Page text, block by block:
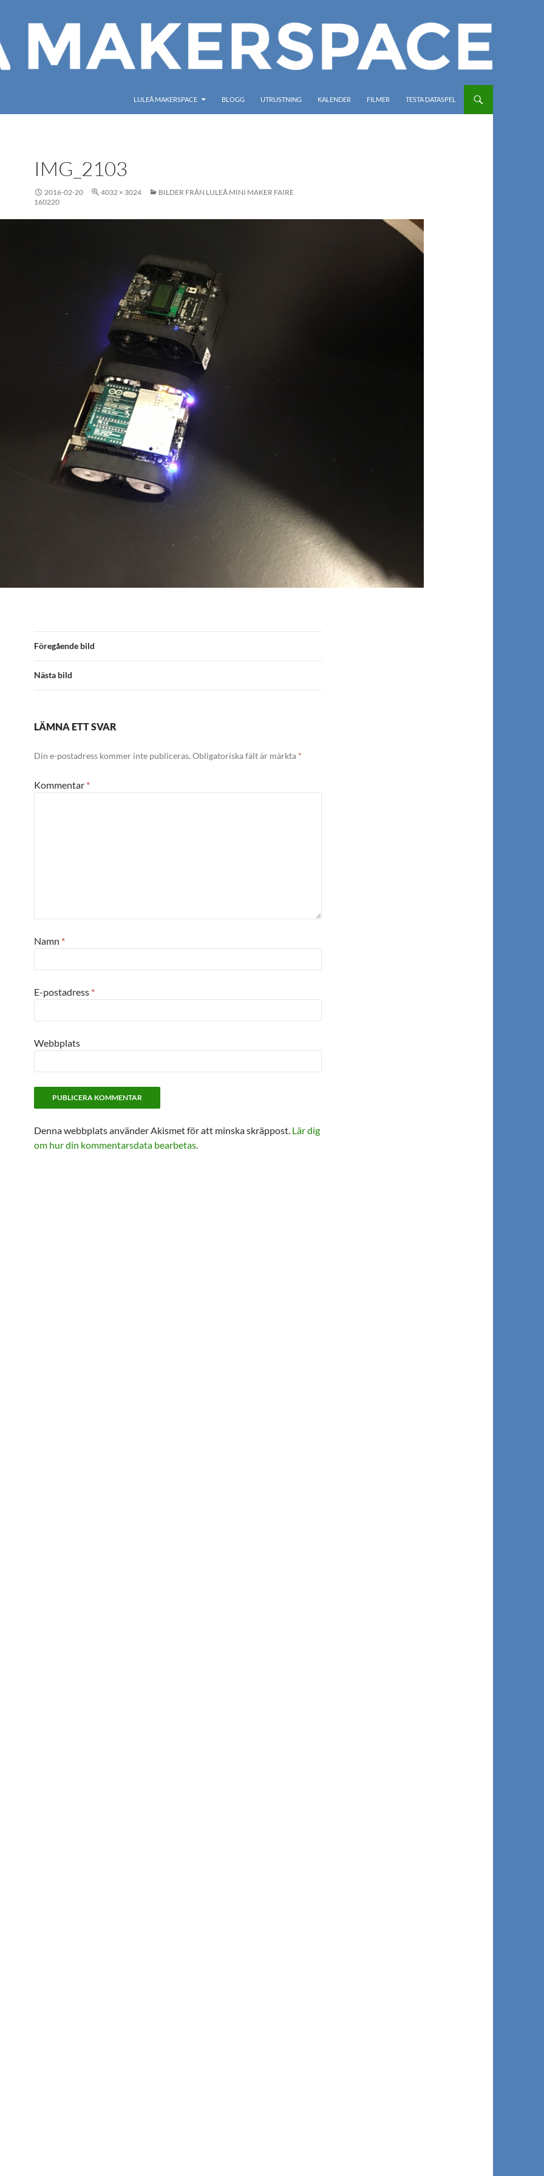
LULEÅ MAKERSPACE BLOGG UTRUSTNING KALENDER FILMER TESTA DATASPEL
IMG_2103
2016-02-20 4032 × 3024
BILDER FRÅN LULEÅ MINI MAKER FAIRE
160220
Föregående bild
Nästa bild
LÄMNA ETT SVAR
Din e-postadress kommer inte publiceras.Obligatoriska fält är märkta *
Kommentar *
Namn *
E-postadress *
Webbplats
Denna webbplats använder Akismet för att minska skräppost. Lär dig
om hur din kommentarsdata bearbetas.